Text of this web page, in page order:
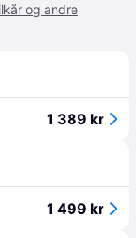
og andre
1 389 kr
1 499 kr